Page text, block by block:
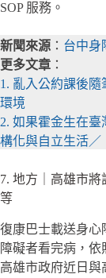
SOP 服務。
新聞來源 ： 台中身
更多文章 ：
1. 亂入公約課後
環境
2. 如果霍金生在
構化與自立生活／
7. 地方｜高雄市
等
復康巴士載送身心
障礙者看完病，
高雄市政府近日